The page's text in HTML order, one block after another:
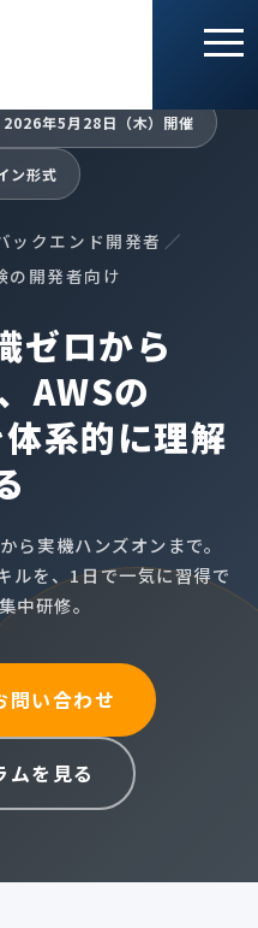
2026年5月28日（木）開催
ン形式
ックエンド開発者 ／
の開発者向け
ゼロから
AWSの
系的に理解
ら実機ハンズオンまで。
ルを、1日で一気に習得で
中研修。
問い合わせ
ムを見る